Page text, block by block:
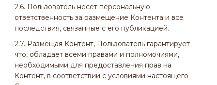
2.6. Пользователь несет персональную
ответственность за размещение Контента и все
последствия, связанные с его публикацией.
2.7. Размещая Контент, Пользователь гарантирует
что, обладает всеми правами и полномочиями,
необходимыми для предоставления прав на
Контент, в соответствии с условиями настоящего